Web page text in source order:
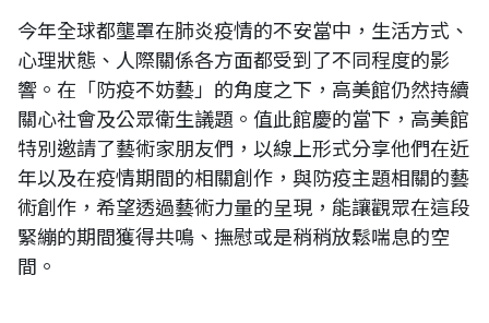
今年全球都壟罩在肺炎疫情的不安當中，生活方式、
心理狀態、人際關係各方面都受到了不同程度的影
響。在「防疫不妨藝」的角度之下，高美館仍然持續
關心社會及公眾衛生議題。值此館慶的當下，高美館
特別邀請了藝術家朋友們，以線上形式分享他們在近
年以及在疫情期間的相關創作，與防疫主題相關的藝
術創作，希望透過藝術力量的呈現，能讓觀眾在這段
緊繃的期間獲得共鳴、撫慰或是稍稍放鬆喘息的空
間。